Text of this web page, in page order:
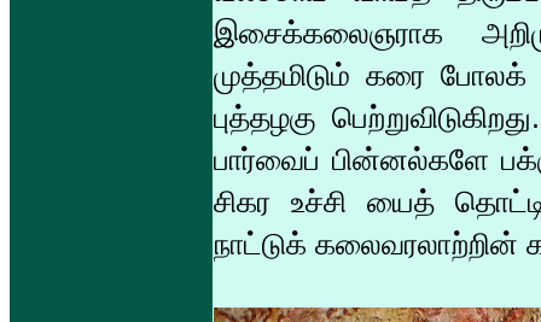
இசைக்கலைஞராக
முத்தமிடும் கரை
புத்தழகு
பார்வைப் பின்னல்களே
சிகர உச்சி யைத்
நாட்டுக் கலைவரலாற்றின்